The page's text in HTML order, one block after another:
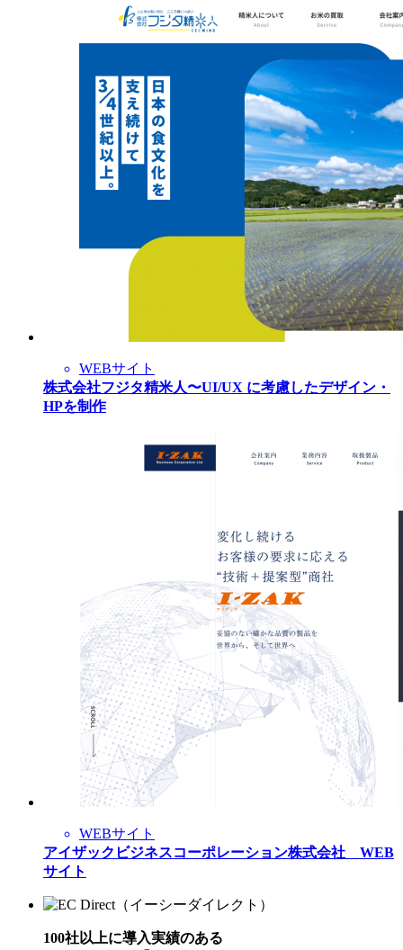
WEBサイト
株式会社フジタ精米人〜UI/UX に考慮したデザイン・
HPを制作
WEBサイト
アイザックビジネスコーポレーション株式会社 WEB
サイト
100社以上に導入実績のある